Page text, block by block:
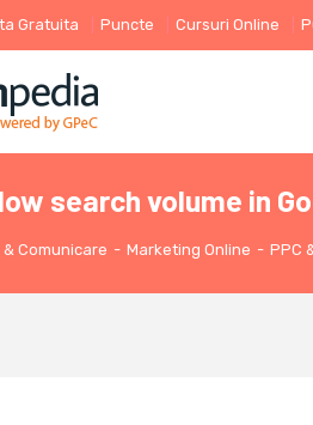
Gratuita Puncte Cursuri Online
search volume in
Comunicare - Marketing Online - PPC